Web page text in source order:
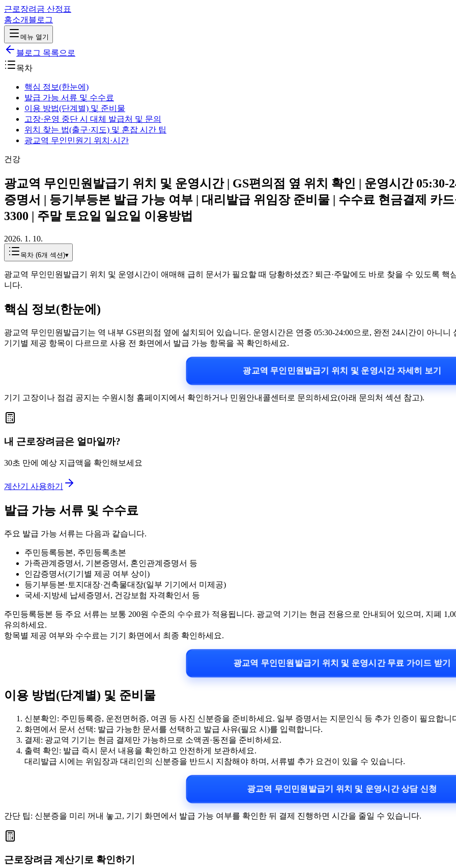
근로장려금 산정표
홈소개 블로그
메뉴 열기
블로그 목록으로
목차
핵심 정보(한눈에)
발급 가능 서류 및 수수료
이용 방법(단계별) 및 준비물
고장·운영 중단 시 대체 발급처 및 문의
위치 찾는 법(출구·지도) 및 혼잡 시간 팁
광교역 무인민원기 위치·시간
건강
광교역 무인민원발급기 위치 및 운영시간 | GS편의점 옆 위치 확인 | 운영시간
증명서 | 등기부등본 발급 가능 여부 | 대리발급 위임장 준비물 | 수수료 현금결제 카
3300 | 주말 토요일 일요일 이용방법
2026. 1. 10.
목차 (6개 섹션)▾
광교역 무인민원발급기 위치 및 운영시간이 애매해 급히 문서가 필요할 때 당황하셨죠? 퇴근·주말에도 바로 찾을 수 있도록
니다.
핵심 정보(한눈에)
광교역 무인민원발급기는 역 내부 GS편의점 옆에 설치되어 있습니다. 운영시간은 연중 05:30-24:00으로, 완전 24시간이 아니니
기기별 제공 항목이 다르므로 사용 전 화면에서 발급 가능 항목을 꼭 확인하세요.
광교역 무인민원발급기 위치 및 운영시간 자세히 보기
기기 고장이나 점검 공지는 수원시청 홈페이지에서 확인하거나 민원안내콜센터로 문의하세요(아래 문의처 섹션 참고).
내 근로장려금은 얼마일까?
30초 만에 예상 지급액을 확인해보세요
계산기 사용하기
발급 가능 서류 및 수수료
주요 발급 가능 서류는 다음과 같습니다.
주민등록등본, 주민등록초본
가족관계증명서, 기본증명서, 혼인관계증명서 등
인감증명서(기기별 제공 여부 상이)
등기부등본·토지대장·건축물대장(일부 기기에서 미제공)
국세·지방세 납세증명서, 건강보험 자격확인서 등
주민등록등본 등 주요 서류는 보통 200원 수준의 수수료가 적용됩니다. 광교역 기기는 현금 전용으로 안내되어 있으며, 지폐
유의하세요.
항목별 제공 여부와 수수료는 기기 화면에서 최종 확인하세요.
광교역 무인민원발급기 위치 및 운영시간 무료 가이드 받기
이용 방법(단계별) 및 준비물
신분확인: 주민등록증, 운전면허증, 여권 등 사진 신분증을 준비하세요. 일부 증명서는 지문인식 등 추가 인증이 필요합니
화면에서 문서 선택: 발급 가능한 문서를 선택하고 발급 사유(필요 시)를 입력합니다.
결제: 광교역 기기는 현금 결제만 가능하므로 소액권·동전을 준비하세요.
출력 확인: 발급 즉시 문서 내용을 확인하고 안전하게 보관하세요.
대리발급 시에는 위임장과 대리인의 신분증을 반드시 지참해야 하며, 서류별 추가 요건이 있을 수 있습니다.
광교역 무인민원발급기 위치 및 운영시간 상담 신청
간단 팁: 신분증을 미리 꺼내 놓고, 기기 화면에서 발급 가능 여부를 확인한 뒤 결제 진행하면 시간을 줄일 수 있습니다.
근로장려금 계산기로 확인하기